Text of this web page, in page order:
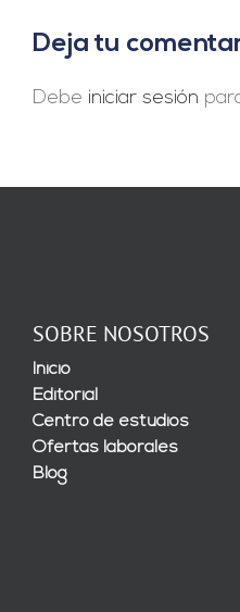
superficie»
Deja tu
Debe iniciar sesión
SOBRE NOSOTROS
Inicio
Editorial
Centro de estudios
Ofertas laborales
Blog